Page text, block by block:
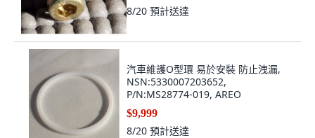
8/20 預計送達
汽車維護O型環 易於安裝 防止洩漏,
NSN:5330007203652,
P/N:MS28774-019, AREO
$9,999
8/20 預計送達